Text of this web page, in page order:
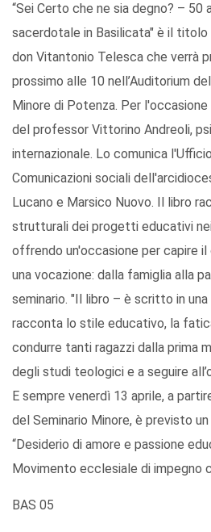
“Sei Certo che ne sia degno? – 50
sacerdotale in Basilicata" è il
don Vitantonio Telesca che verrà
prossimo alle 10 nell’Auditorium
Minore di Potenza. Per
del professor Vittorino Andreoli,
internazionale. Lo comunica
Comunicazioni sociali
Lucano e Marsico Nuovo. Il libro
strutturali dei progetti educativi
offrendo un'occasione per capire
una vocazione: dalla famiglia alla
seminario. "Il libro – è scritto in
racconta lo stile educativo, la
condurre tanti ragazzi dalla prima
degli studi teologici e a seguire
E sempre venerdì 13 aprile, a
del Seminario Minore, è previsto
“Desiderio di amore e passione
Movimento ecclesiale di impegno
BAS 05